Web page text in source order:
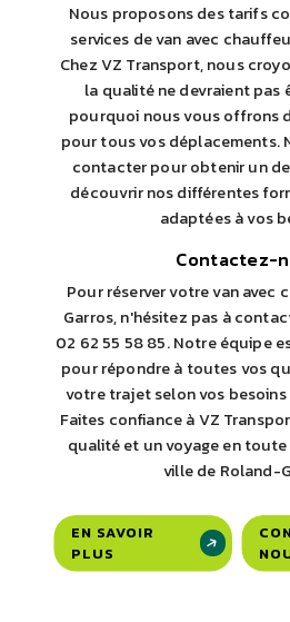
Nous proposons des tarifs
services de van avec
Chez VZ Transport, nous
la qualité ne devraient pas
pourquoi nous vous offrons
pour tous vos déplacements.
contacter pour obtenir un
découvrir nos différentes
adaptées à vos
Contactez-
Pour réserver votre van avec
Garros, n'hésitez pas à
02 62 55 58 85. Notre équipe
pour répondre à toutes vos
votre trajet selon vos
Faites confiance à VZ
qualité et un voyage en
ville de Roland-
EN SAVOIR
PLUS